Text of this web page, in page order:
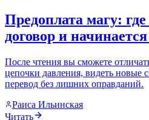
Предоплата магу:
договор и
После чтения вы сможете
цепочки давления, видеть новые
перевод без лишних оправданий.
Раиса Ильинская
Читать